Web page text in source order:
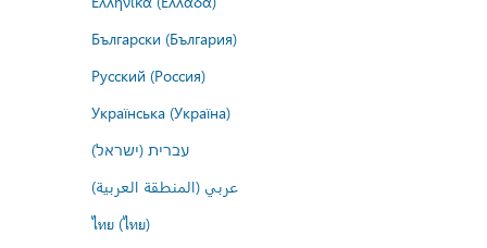
Български (България)
Русский (Россия)
Українська (Україна)
עברית (ישראל)
عربي (المنطقة العربية)
ไทย (ไทย)